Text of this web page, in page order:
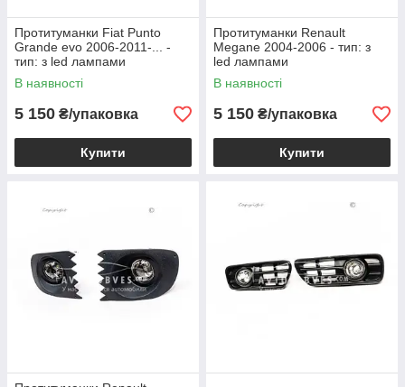
Протитуманки Fiat Punto
Grande evo 2006-2011-... -
тип: з led лампами
В наявності
5 150 ₴/упаковка
Купити
Протитуманки Renault
Megane 2004-2006 - тип: з
led лампами
В наявності
5 150 ₴/упаковка
Купити